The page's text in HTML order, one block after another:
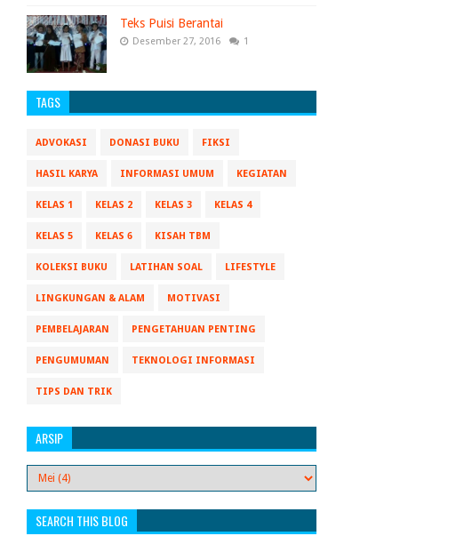
Teks Puisi Berantai
Desember 27, 2016 1
TAGS
ADVOKASI DONASI BUKU FIKSI
HASIL KARYA INFORMASI UMUM KEGIATAN
KELAS 1 KELAS 2 KELAS 3 KELAS 4
KELAS 5 KELAS 6 KISAH TBM
KOLEKSI BUKU LATIHAN SOAL LIFESTYLE
LINGKUNGAN & ALAM MOTIVASI
PEMBELAJARAN PENGETAHUAN PENTING
PENGUMUMAN TEKNOLOGI INFORMASI
TIPS DAN TRIK
ARSIP
SEARCH THIS BLOG